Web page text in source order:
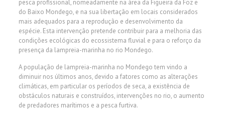
pesca profissional, nomeadamente na área da Figueira da Foz e
do Baixo Mondego, e na sua libertação em locais considerados
mais adequados para a reprodução e desenvolvimento da
espécie. Esta intervenção pretende contribuir para a melhoria das
condições ecológicas do ecossistema fluvial e para o reforço da
presença da lampreia-marinha no rio Mondego.
A população de lampreia-marinha no Mondego tem vindo a
diminuir nos últimos anos, devido a fatores como as alterações
climáticas, em particular os períodos de seca, a existência de
obstáculos naturais e construídos, intervenções no rio, o aumento
de predadores marítimos e a pesca furtiva.